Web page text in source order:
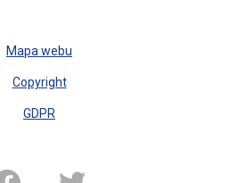
Mapa webu
Copyright
GDPR